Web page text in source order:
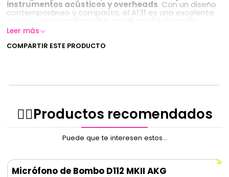
instrumentos acústicos y overheads. Con un diseño
contemporáneo y compacto, el A131 es una excelente
profesional, estudios de grabación
Leer más
COMPARTIR ESTE PRODUCTO
✌🏻️Productos recomendados
Puede que te interesen estos...
Micrófono de Bombo D112 MKII AKG